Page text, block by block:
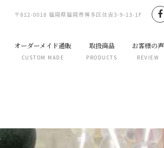
〒812-0018 福岡県福岡市博多区住吉3-9-13-1F
オーダーメイド通販
CUSTOM MADE
取扱商品
PRODUCTS
お客様の声
REVIEW